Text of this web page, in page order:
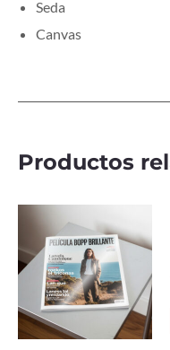
Seda
Canvas
Productos